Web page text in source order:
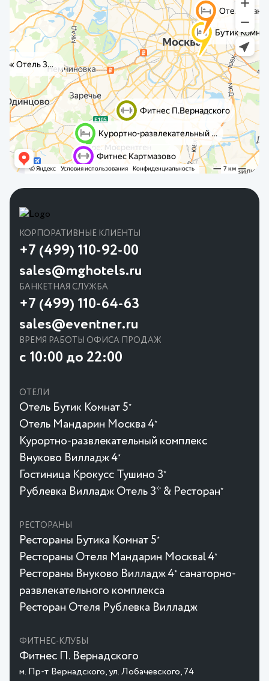
КОРПОРАТИВНЫЕ КЛИЕНТЫ
+7 (499) 110-92-00
sales@mghotels.ru
БАНКЕТНАЯ СЛУЖБА
+7 (499) 110-64-63
sales@eventner.ru
ВРЕМЯ РАБОТЫ ОФИСА ПРОДАЖ
с 10:00 до 22:00
ОТЕЛИ
Отель Бутик Комнат 5★
Отель Мандарин Москва 4★
Курортно-развлекательный комплекс
Внуково Вилладж 4★
Гостиница Крокусc Тушино 3★
Рублевка Вилладж Отель 3* & Ресторан★
РЕСТОРАНЫ
Рестораны Бутика Комнат 5★
Рестораны Отеля Мандарин Москваl 4★
Рестораны Внуково Вилладж 4★
санаторно-
развлекательного комплекса
Ресторан Отеля Рублевка Вилладж
ФИТНЕС-КЛУБЫ
Фитнес П. Вернадского
м. Пр-т Вернадского, ул. Лобачевского, 74